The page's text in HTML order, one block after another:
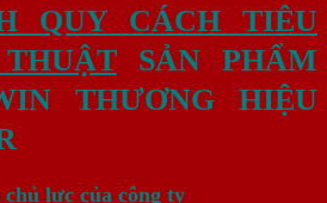
QUY CÁCH TIÊU
SẢN PHẨM
THƯƠNG HIỆU
lực của công ty